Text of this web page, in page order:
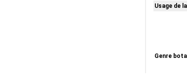
Usage de
Genre